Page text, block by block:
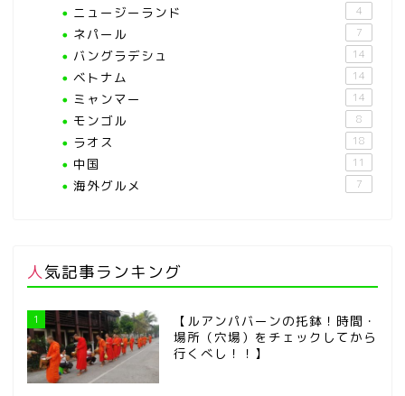
ニュージーランド 4
ネパール 7
バングラデシュ 14
ベトナム 14
ミャンマー 14
モンゴル 8
ラオス 18
中国 11
海外グルメ 7
人気記事ランキング
1
【ルアンパバーンの托鉢！時間・
場所（穴場）をチェックしてから
行くべし！！】